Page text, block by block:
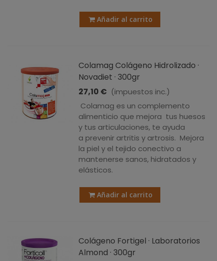
Añadir al carrito
Colamag Colágeno Hidrolizado ·
Novadiet · 300gr
27,10 € (impuestos inc.)
Colamag es un complemento
alimenticio que mejora tus huesos
y tus articulaciones, te ayuda
a prevenir artritis y artrosis. Mejora
la piel y el tejido conectivo a
mantenerse sanos, hidratados y
elásticos.
Añadir al carrito
Colágeno Fortigel · Laboratorios
Almond · 300gr